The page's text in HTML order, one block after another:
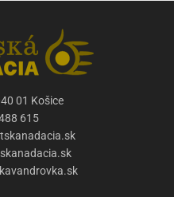
01 Košice
615